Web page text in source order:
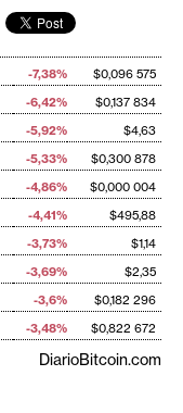
-7,38%
$0,096 575
-6,42%
$0,137 834
-5,92%
$4,63
-5,33%
$0,300 878
-4,86%
$0,000 004
-4,41%
$495,88
-3,73%
$1,14
-3,69%
$2,35
-3,6%
$0,182 296
-3,48% $0,822 672
DiarioBitcoin.com